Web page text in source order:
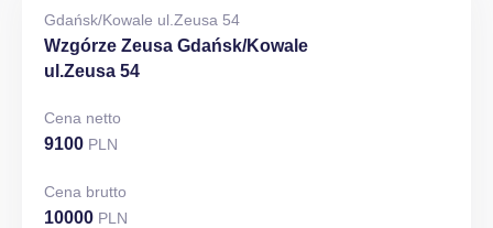
Gdańsk/Kowale ul.Zeusa 54
Wzgórze Zeusa Gdańsk/Kowale
ul.Zeusa 54
Cena netto
9100 PLN
Cena brutto
10000 PLN